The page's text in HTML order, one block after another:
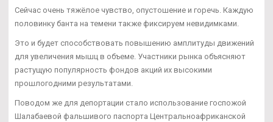
Сейчас очень тяжёлое чувство, опустошение и горечь. Каждую
половинку банта на темени также фиксируем невидимками.
Это и будет способствовать повышению амплитуды движений
для увеличения мышц в объеме. Участники рынка объясняют
растущую популярность фондов акций их высокими
прошлогодними результатами.
Поводом же для депортации стало использование госпожой
Шалабаевой фальшивого паспорта Центральноафриканской